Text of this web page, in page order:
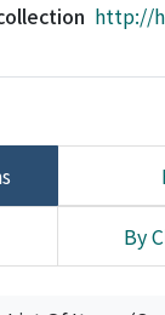
http://
By